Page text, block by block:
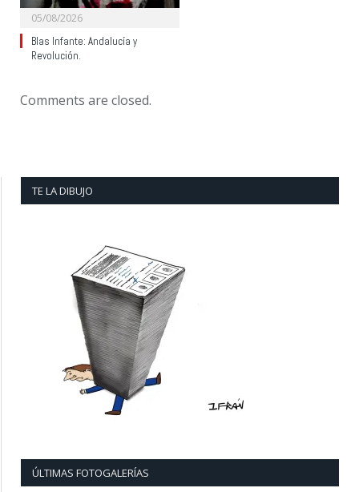
05/08/2026
Blas Infante: Andalucía y
Revolución.
Comments are closed.
TE LA DIBUJO
ÚLTIMAS FOTOGALERÍAS